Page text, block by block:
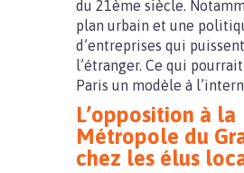
du 21ème siècle.
plan urbain et une
d’entreprises qui
l’étranger. Ce qui
Paris un modèle à
L’opposition à la
Métropole du
chez les élus